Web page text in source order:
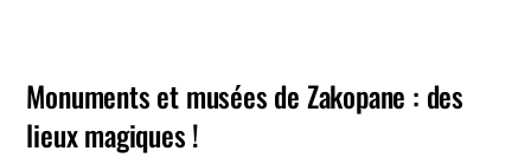
Monuments et musées de Zakopane : des
lieux magiques !